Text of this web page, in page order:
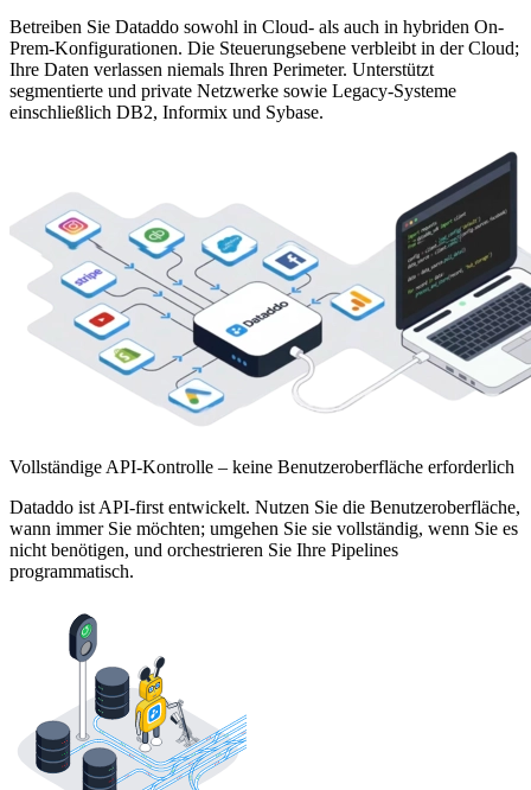
Betreiben Sie Dataddo sowohl in Cloud- als auch in hybriden On-
Prem-Konfigurationen. Die Steuerungsebene verbleibt in der Cloud;
Ihre Daten verlassen niemals Ihren Perimeter. Unterstützt
segmentierte und private Netzwerke sowie Legacy-Systeme
einschließlich DB2, Informix und Sybase.
Vollständige API-Kontrolle – keine Benutzeroberfläche erforderlich
Dataddo ist API-first entwickelt. Nutzen Sie die Benutzeroberfläche,
wann immer Sie möchten; umgehen Sie sie vollständig, wenn Sie es
nicht benötigen, und orchestrieren Sie Ihre Pipelines
programmatisch.